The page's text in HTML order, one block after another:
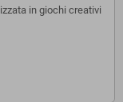
in giochi creativi